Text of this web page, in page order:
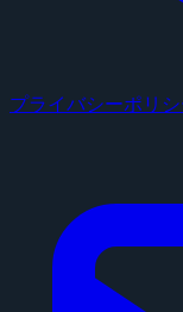
プライバシーポリシ